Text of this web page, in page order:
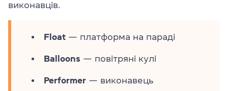
виконавців.
Float — платформа на параді
Balloons — повітряні кулі
Performer — виконавець